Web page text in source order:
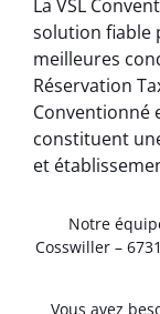
La VSL
solution fiable
meilleures
Réservation
Conventionné
constituent
et
Notre
Cosswiller –
Vous avez